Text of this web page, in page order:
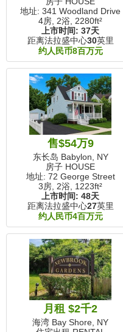
地址: 341 Woodland Drive
4房, 2浴, 2280ft²
上市时间: 37天
距离法拉盛中心30英里
约人民币8百万元
售$54万9
东长岛 Babylon, NY
房子 HOUSE
地址: 72 George Street
3房, 2浴, 1223ft²
上市时间: 48天
距离法拉盛中心27英里
约人民币4百万元
月租 $2千2
海湾 Bay Shore, NY